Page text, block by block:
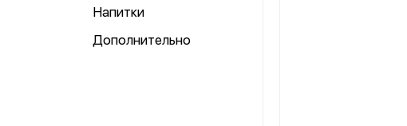
Напитки
Дополнительно